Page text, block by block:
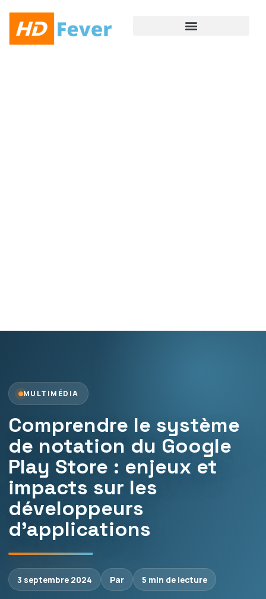
MULTIMÉDIA
Comprendre le système
de notation du Google
Play Store : enjeux et
impacts sur les
développeurs
d’applications
3 septembre 2024 Par 5 min de lecture